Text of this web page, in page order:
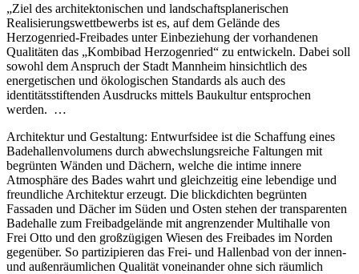
„Ziel des architektonischen und landschaftsplanerischen
Realisierungswettbewerbs ist es, auf dem Gelände des
Herzogenried-Freibades unter Einbeziehung der vorhandenen
Qualitäten das „Kombibad Herzogenried“ zu entwickeln. Dabei soll
sowohl dem Anspruch der Stadt Mannheim hinsichtlich des
energetischen und ökologischen Standards als auch des
identitätsstiftenden Ausdrucks mittels Baukultur entsprochen
werden. …
Architektur und Gestaltung: Entwurfsidee ist die Schaffung eines
Badehallenvolumens durch abwechslungsreiche Faltungen mit
begrünten Wänden und Dächern, welche die intime innere
Atmosphäre des Bades wahrt und gleichzeitig eine lebendige und
freundliche Architektur erzeugt. Die blickdichten begrünten
Fassaden und Dächer im Süden und Osten stehen der transparenten
Badehalle zum Freibadgelände mit angrenzender Multihalle von
Frei Otto und den großzügigen Wiesen des Freibades im Norden
gegenüber. So partizipieren das Frei- und Hallenbad von der innen-
und außenräumlichen Qualität voneinander ohne sich räumlich